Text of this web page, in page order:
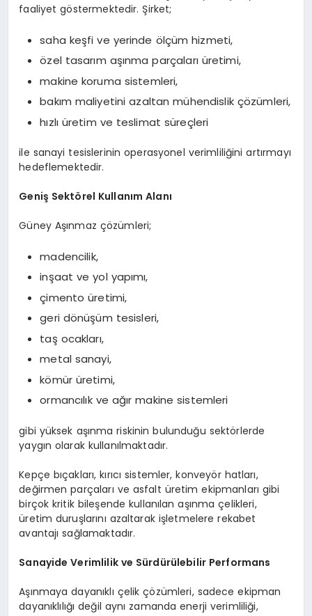
faaliyet göstermektedir. Şirket;
saha keşfi ve yerinde ölçüm hizmeti,
özel tasarım aşınma parçaları üretimi,
makine koruma sistemleri,
bakım maliyetini azaltan mühendislik çözümleri,
hızlı üretim ve teslimat süreçleri
ile sanayi tesislerinin operasyonel verimliliğini artırmayı
hedeflemektedir.
Geniş Sektörel Kullanım Alanı
Güney Aşınmaz çözümleri;
madencilik,
inşaat ve yol yapımı,
çimento üretimi,
geri dönüşüm tesisleri,
taş ocakları,
metal sanayi,
kömür üretimi,
ormancılık ve ağır makine sistemleri
gibi yüksek aşınma riskinin bulunduğu sektörlerde
yaygın olarak kullanılmaktadır.
Kepçe bıçakları, kırıcı sistemler, konveyör hatları,
değirmen parçaları ve asfalt üretim ekipmanları gibi
birçok kritik bileşende kullanılan aşınma çelikleri,
üretim duruşlarını azaltarak işletmelere rekabet
avantajı sağlamaktadır.
Sanayide Verimlilik ve Sürdürülebilir Performans
Aşınmaya dayanıklı çelik çözümleri, sadece ekipman
dayanıklılığı değil aynı zamanda enerji verimliliği,